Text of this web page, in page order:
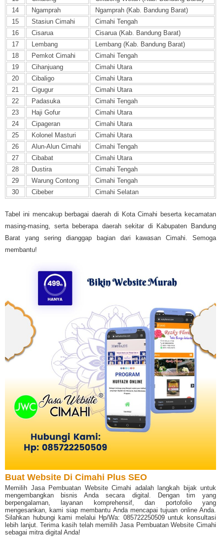
14
Ngamprah
Ngamprah (Kab. Bandung Barat)
15
Stasiun Cimahi
Cimahi Tengah
16
Cisarua
Cisarua (Kab. Bandung Barat)
17
Lembang
Lembang (Kab. Bandung Barat)
18
Pemkot Cimahi
Cimahi Tengah
19
Cihanjuang
Cimahi Utara
20
Cibaligo
Cimahi Utara
21
Cigugur
Cimahi Utara
22
Padasuka
Cimahi Tengah
23
Haji Gofur
Cimahi Utara
24
Cipageran
Cimahi Utara
25
Kolonel Masturi
Cimahi Utara
26
Alun-Alun Cimahi
Cimahi Tengah
27
Cibabat
Cimahi Utara
28
Dustira
Cimahi Tengah
29
Warung Contong
Cimahi Tengah
30
Cibeber Cimahi Selatan
Tabel ini mencakup berbagai daerah di Kota Cimahi beserta kecamatan
masing-masing, serta beberapa daerah sekitar di Kabupaten Bandung
Barat yang sering dianggap bagian dari kawasan Cimahi. Semoga
membantu!
Buat Website Di Cimahi Plus SEO
Memilih Jasa Pembuatan Website Cimahi adalah langkah bijak untuk
mengembangkan bisnis Anda secara digital. Dengan tim yang
berpengalaman, layanan komprehensif, dan portofolio yang
mengesankan, kami siap membantu Anda mencapai tujuan online Anda.
Silahkan hubungi kami melalui Hp/Wa: 085722250509 untuk konsultasi
lebih lanjut. Terima kasih telah memilih Jasa Pembuatan Website Cimahi
sebagai mitra digital Anda!